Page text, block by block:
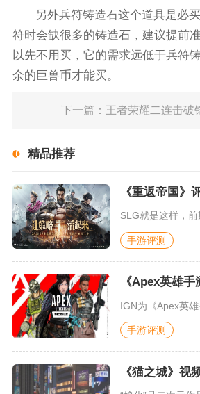
另外兵符铸造石这个道具是必
符时会缺很多的铸造石，建议提前
以先不用买，它的需求远低于兵符
余的巨兽币才能买。
下一篇：王者荣耀二连击破
精品推荐
手游评测
手游评测